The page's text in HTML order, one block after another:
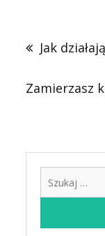
wpisu
Jak
Zamierzasz